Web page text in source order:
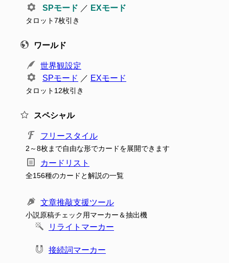
SPモード ／ EXモード
タロット7枚引き
ワールド
世界観設定
SPモード ／ EXモード
タロット12枚引き
スペシャル
フリースタイル
2～8枚まで自由な形でカードを展開できます
カードリスト
全156種のカードと解説の一覧
文章推敲支援ツール
小説原稿チェック用マーカー＆抽出機
リライトマーカー
接続詞マーカー